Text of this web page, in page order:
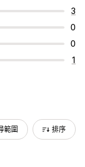
3
0
0
1
範圍 排序